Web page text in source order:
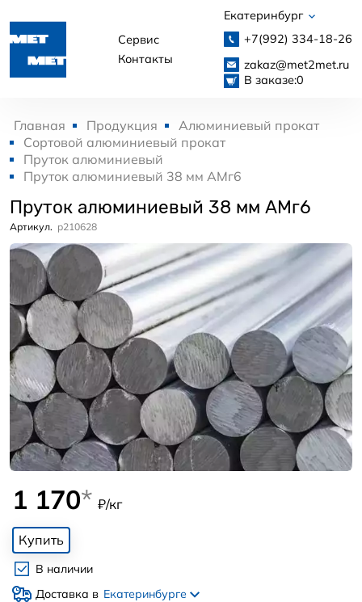
Сервис
Контакты
Екатеринбург
+7(992) 334-18-26
zakaz@met2met.ru
В заказе:0
Главная Продукция
Алюминиевый прокат
Сортовой алюминиевый прокат
Пруток алюминиевый
Пруток алюминиевый 38 мм АМг6
Пруток алюминиевый 38 мм АМг6
Артикул. p210628
1 170* ₽/кг
Купить
В наличии
Доставка в Екатеринбурге